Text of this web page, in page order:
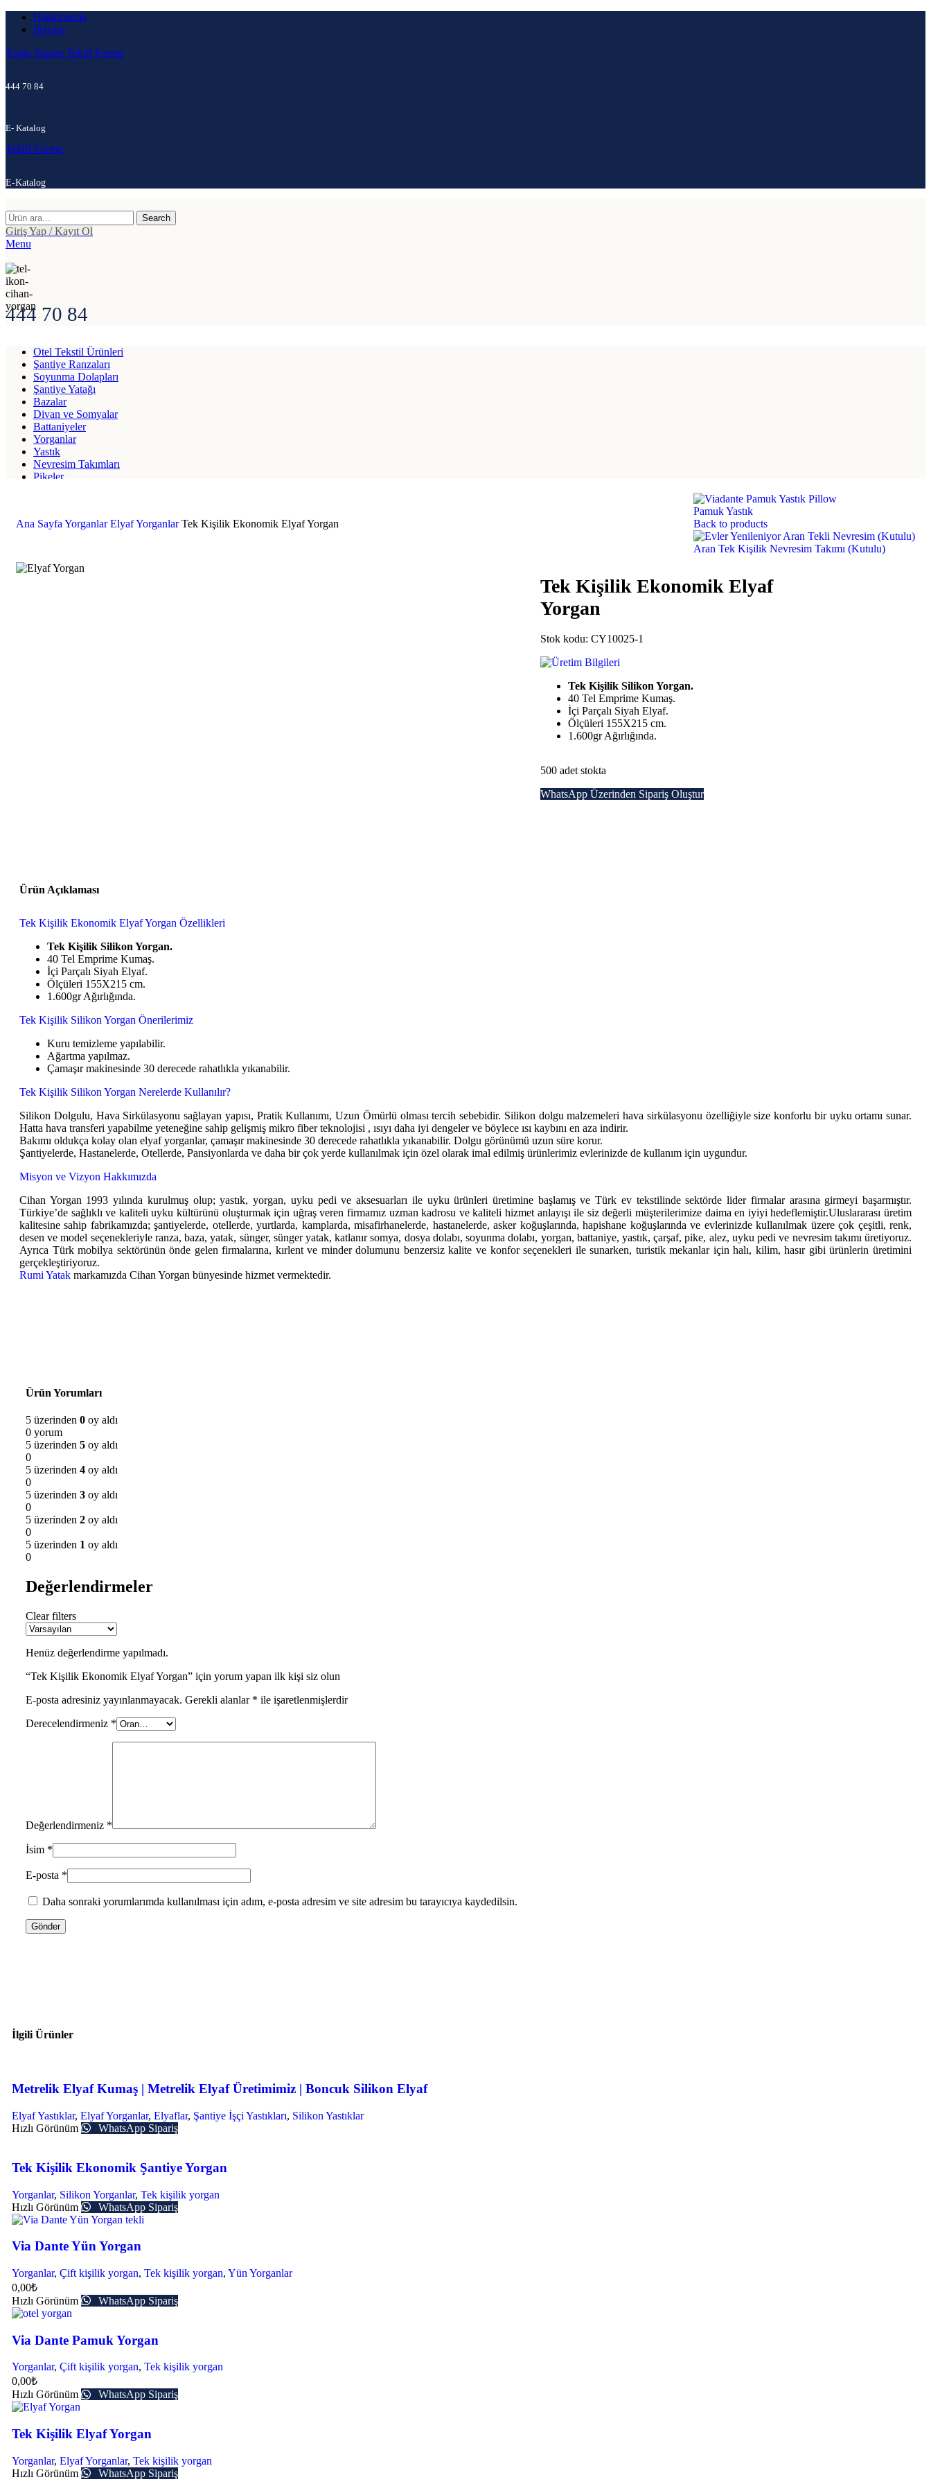
Hakkımızda
İletişim
Toplu Sipariş Teklif Formu
444 70 84
E- Katalog
Teklif Formu
E-Katalog
Search
Giriş Yap / Kayıt Ol
Menu
444 70 84
Otel Tekstil Ürünleri
Şantiye Ranzaları
Soyunma Dolapları
Şantiye Yatağı
Bazalar
Divan ve Somyalar
Battaniyeler
Yorganlar
Yastık
Nevresim Takımları
Pikeler
Ana Sayfa YorganlarElyaf YorganlarTek Kişilik Ekonomik Elyaf Yorgan
Pamuk Yastık
Back to products
Aran Tek Kişilik Nevresim Takımı (Kutulu)
Tek Kişilik Ekonomik Elyaf
Yorgan
Stok kodu: CY10025-1
Tek Kişilik Silikon Yorgan.
40 Tel Emprime Kumaş.
İçi Parçalı Siyah Elyaf.
Ölçüleri 155X215 cm.
1.600gr Ağırlığında.
500 adet stokta
WhatsApp Üzerinden Sipariş Oluştur
Ürün Açıklaması
Tek Kişilik Ekonomik Elyaf Yorgan Özellikleri
Tek Kişilik Silikon Yorgan.
40 Tel Emprime Kumaş.
İçi Parçalı Siyah Elyaf.
Ölçüleri 155X215 cm.
1.600gr Ağırlığında.
Tek Kişilik Silikon Yorgan Önerilerimiz
Kuru temizleme yapılabilir.
Ağartma yapılmaz.
Çamaşır makinesinde 30 derecede rahatlıkla yıkanabilir.
Tek Kişilik Silikon Yorgan Nerelerde Kullanılır?
Silikon Dolgulu, Hava Sirkülasyonu sağlayan yapısı, Pratik Kullanımı, Uzun Ömürlü olması tercih sebebidir. Silikon dolgu malzemeleri hava sirkülasyonu özelliğiyle size konforlu bir uyku ortamı sunar.
Hatta hava transferi yapabilme yeteneğine sahip gelişmiş mikro fiber teknolojisi , ısıyı daha iyi dengeler ve böylece ısı kaybını en aza indirir.
Bakımı oldukça kolay olan elyaf yorganlar, çamaşır makinesinde 30 derecede rahatlıkla yıkanabilir. Dolgu görünümü uzun süre korur.
Şantiyelerde, Hastanelerde, Otellerde, Pansiyonlarda ve daha bir çok yerde kullanılmak için özel olarak imal edilmiş ürünlerimiz evlerinizde de kullanım için uygundur.
Misyon ve Vizyon Hakkımızda
Cihan Yorgan 1993 yılında kurulmuş olup; yastık, yorgan, uyku pedi ve aksesuarları ile uyku ürünleri üretimine başlamış ve Türk ev tekstilinde sektörde lider firmalar arasına girmeyi başarmıştır.
Türkiye’de sağlıklı ve kaliteli uyku kültürünü oluşturmak için uğraş veren firmamız uzman kadrosu ve kaliteli hizmet anlayışı ile siz değerli müşterilerimize daima en iyiyi hedeflemiştir.Uluslararası üretim
kalitesine sahip fabrikamızda; şantiyelerde, otellerde, yurtlarda, kamplarda, misafirhanelerde, hastanelerde, asker koğuşlarında, hapishane koğuşlarında ve evlerinizde kullanılmak üzere çok çeşitli, renk,
desen ve model seçenekleriyle ranza, baza, yatak, sünger, sünger yatak, katlanır somya, dosya dolabı, soyunma dolabı, yorgan, battaniye, yastık, çarşaf, pike, alez, uyku pedi ve nevresim takımı üretiyoruz.
Ayrıca Türk mobilya sektörünün önde gelen firmalarına, kırlent ve minder dolumunu benzersiz kalite ve konfor seçenekleri ile sunarken, turistik mekanlar için halı, kilim, hasır gibi ürünlerin üretimini
gerçekleştiriyoruz.
Rumi Yatak markamızda Cihan Yorgan bünyesinde hizmet vermektedir.
Ürün Yorumları
5 üzerinden 0 oy aldı
0 yorum
5 üzerinden 5 oy aldı
0
5 üzerinden 4 oy aldı
0
5 üzerinden 3 oy aldı
0
5 üzerinden 2 oy aldı
0
5 üzerinden 1 oy aldı
0
Değerlendirmeler
Clear filters
Henüz değerlendirme yapılmadı.
“Tek Kişilik Ekonomik Elyaf Yorgan” için yorum yapan ilk kişi siz olun
E-posta adresiniz yayınlanmayacak. Gerekli alanlar * ile işaretlenmişlerdir
Derecelendirmeniz *
Değerlendirmeniz *
İsim *
E-posta *
Daha sonraki yorumlarımda kullanılması için adım, e-posta adresim ve site adresim bu tarayıcıya kaydedilsin.
İlgili Ürünler
Metrelik Elyaf Kumaş | Metrelik Elyaf Üretimimiz | Boncuk Silikon Elyaf
Elyaf Yastıklar, Elyaf Yorganlar, Elyaflar, Şantiye İşçi Yastıkları, Silikon Yastıklar
Hızlı Görünüm
WhatsApp Sipariş
Tek Kişilik Ekonomik Şantiye Yorgan
Yorganlar, Silikon Yorganlar, Tek kişilik yorgan
Hızlı Görünüm
WhatsApp Sipariş
Via Dante Yün Yorgan
Yorganlar, Çift kişilik yorgan, Tek kişilik yorgan, Yün Yorganlar
0,00₺
Hızlı Görünüm
WhatsApp Sipariş
Via Dante Pamuk Yorgan
Yorganlar, Çift kişilik yorgan, Tek kişilik yorgan
0,00₺
Hızlı Görünüm
WhatsApp Sipariş
Tek Kişilik Elyaf Yorgan
Yorganlar, Elyaf Yorganlar, Tek kişilik yorgan
Hızlı Görünüm
WhatsApp Sipariş